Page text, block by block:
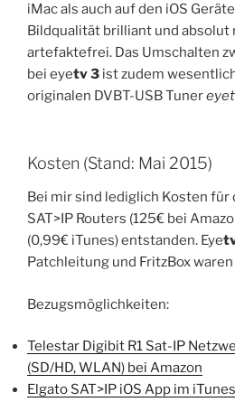
iMac als auch auf den iOS
Bildqualität brilliant und absolut
artefaktefrei. Das Umschalten
bei eyetv 3 ist zudem
originalen DVBT-USB Tuner
Kosten (Stand: Mai 2015)
Bei mir sind lediglich Kosten für
SAT>IP Routers (125€ bei
(0,99€ iTunes) entstanden. Eye
Patchleitung und FritzBox
Bezugsmöglichkeiten:
Telestar Digibit R1 Sat-IP
(SD/HD, WLAN) bei Amazon
Elgato SAT>IP iOS App im